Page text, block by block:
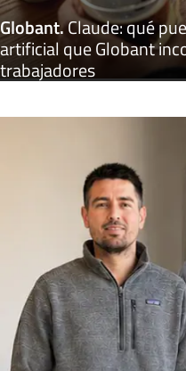
Globant.Claude: qué
artificial que Globant
trabajadores